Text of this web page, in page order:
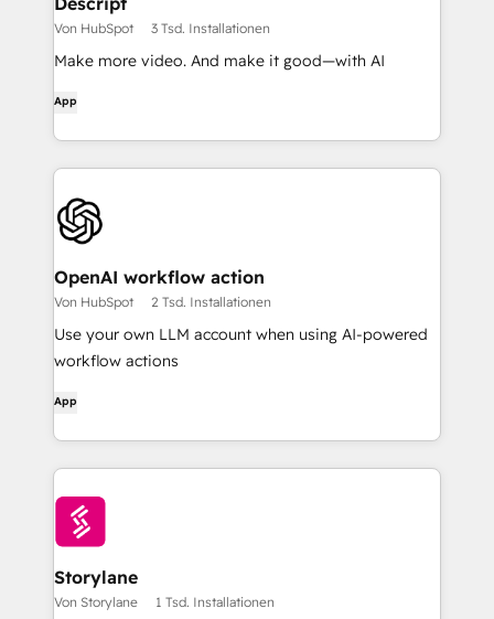
Von HubSpot 3 Tsd. Installationen
Make more video. And make it good—with AI
App
OpenAI workflow action
Von HubSpot 2 Tsd. Installationen
Use your own LLM account when using AI-powered
workflow actions
App
Storylane
Von Storylane 1 Tsd. Installationen